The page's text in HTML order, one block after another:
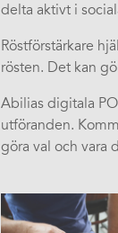
delta aktivt i
Röstförstärkare
rösten. Det kan
Abilias digitala
utföranden.
göra val och vara